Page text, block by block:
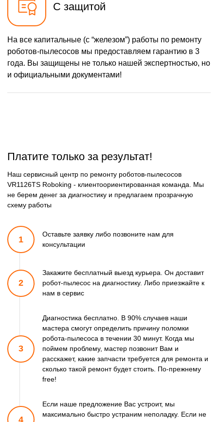
С защитой
На все капитальные (с “железом”) работы по ремонту
роботов-пылесосов мы предоставляем гарантию в 3
года. Вы защищены не только нашей экспертностью, но
и официальными документами!
Платите только за результат!
Наш сервисный центр по ремонту роботов-пылесосов
VR1126TS Roboking - клиентоориентированная команда. Мы
не берем денег за диагностику и предлагаем прозрачную
схему работы
1
Оставьте заявку либо позвоните нам для
консультации
2
Закажите бесплатный выезд курьера. Он доставит
робот-пылесос на диагностику. Либо приезжайте к
нам в сервис
3
Диагностика бесплатно. В 90% случаев наши
мастера смогутопределить причину поломки
робота-пылесоса в течении 30 минут. Когда мы
поймем проблему, мастер позвонит Вам и
расскажет, какие запчасти требуется для ремонта и
сколько такой ремонтбудет стоить. По-прежнему
free!
4
Если наше предложение Вас устроит, мы
максимально быстро устраним неполадку. Если не